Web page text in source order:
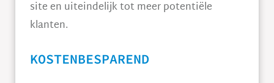
site en uiteindelijk tot meer potentiële
klanten.
KOSTENBESPAREND